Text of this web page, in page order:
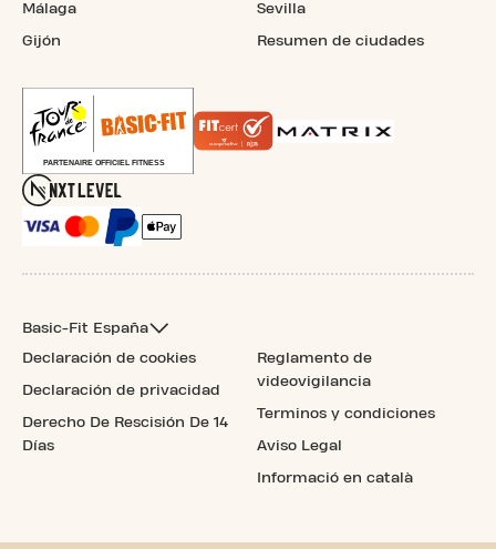
Málaga
Gijón
Sevilla
Resumen de ciudades
Basic-Fit España
Declaración de cookies
Declaración de privacidad
Derecho De Rescisión De 14
Días
Reglamento de
videovigilancia
Terminos y condiciones
Aviso Legal
Informació en català